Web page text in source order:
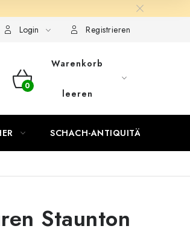
Login Registrieren
WARENKORB
Warenkorb
leeren
SCHACH-ANTIQUITÄTENLADEN
Staunton